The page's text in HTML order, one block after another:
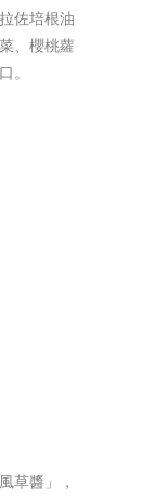
佐培根油
、櫻桃蘿
。
草醬」，